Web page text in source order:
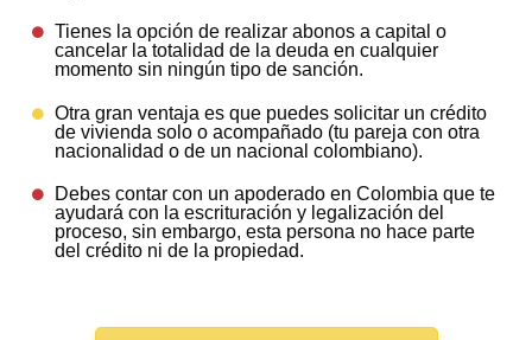
Tienes la opción de realizar abonos a capital o
cancelar la totalidad de la deuda en cualquier
momento sin ningún tipo de sanción.
Otra gran ventaja es que puedes solicitar un crédito
de vivienda solo o acompañado (tu pareja con otra
nacionalidad o de un nacional colombiano).
Debes contar con un apoderado en Colombia que te
ayudará con la escrituración y legalización del
proceso, sin embargo, esta persona no hace parte
del crédito ni de la propiedad.